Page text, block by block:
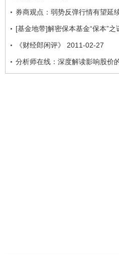
券商观点：弱势反弹行情有望延
[基金地带]解密保本基金“保本”之
《财经郎闲评》 2011-02-27
分析师在线：深度解读影响股价